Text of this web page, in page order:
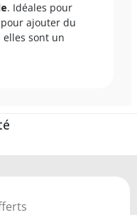
. Idéales pour
ajouter du
elles sont un